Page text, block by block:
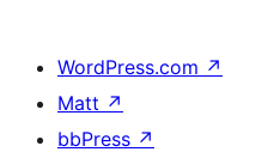
WordPress.com ↗
Matt ↗
bbPress ↗